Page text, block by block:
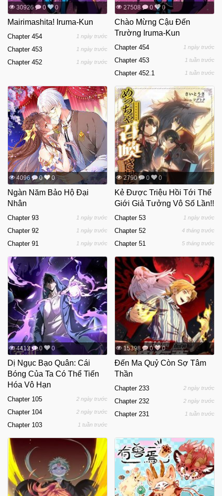
30926 0 0
Mairimashita! Iruma-Kun
Chapter 454 1 ngày trước
Chapter 453 1 ngày trước
Chapter 452 1 ngày trước
27508 0 0
Chào Mừng Cậu Đến
Trường Iruma-Kun
Chapter 454 1 ngày trước
Chapter 453 1 tuần trước
Chapter 452.1 1 tuần trước
4096 0 0
Ngàn Năm Bảo Hộ Đại
Nhân
Chapter 93 1 ngày trước
Chapter 92 1 ngày trước
Chapter 91 1 ngày trước
2790 0 0
Kẻ Được Triệu Hồi Tới Thế
Giới Giả Tưởng Vô Số Lần!!
Chapter 53 1 ngày trước
Chapter 52 4 tháng trước
Chapter 51 5 tháng trước
4413 0 0
Dị Ngục Bạo Quân: Cái
Bóng Của Ta Có Thể Tiến
Hóa Vô Hạn
Chapter 105 2 ngày trước
Chapter 104 2 ngày trước
Chapter 103 1 tuần trước
15398 0 0
Đến Ma Quỷ Còn Sợ Tâm
Thần
Chapter 233 2 ngày trước
Chapter 232 2 ngày trước
Chapter 231 1 tuần trước